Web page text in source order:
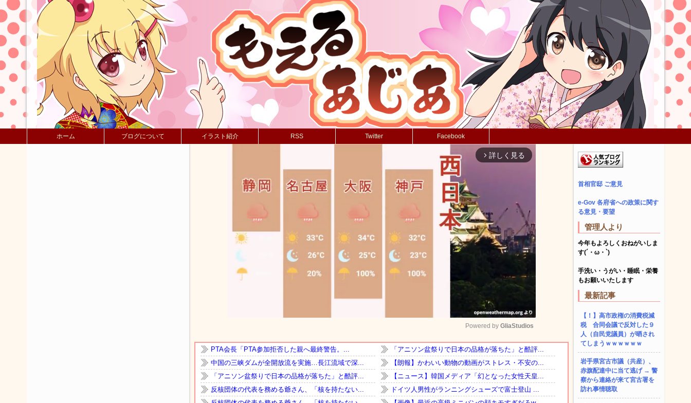
ホーム ブログについて イラスト紹介 RSS Twitter Facebook
arrow_forward_ios 詳しく見る
Mute
Powered by GliaStudios
首相官邸 ご意見
e-Gov 各府省への政策に関す
る意見・要望
管理人より
今年もよろしくおねがいしま
す(´・ω・`)
手洗い・うがい・睡眠・栄養
もお願いいたします
最新記事
【！】高市政権の消費税減
税 合同会議で反対した９
人（自民党議員）が晒され
てしまうｗｗｗｗｗｗ
岩手県宮古市議（共産）、
赤旗配達中に当て逃げ → 警
察から連絡が来て宮古署を
訪れ事情聴取